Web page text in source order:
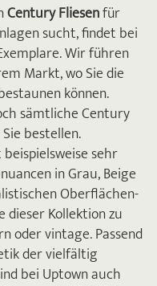
Century Fliesenfür
sucht, findet bei
Wir führen
Markt, wo Sie die
können.
sämtliche Century
bestellen.
sehr
in Grau, Beige
Oberflächen-
dieser Kollektion zu
oder vintage. Passend
der vielfältig
bei Uptown auch